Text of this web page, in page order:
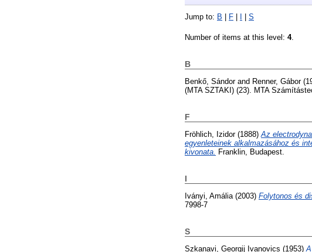
Jump to: B F S
Number of items at this level: 4.
B
Benkő, Sándorand Renner, Gábor
(MTA SZTAKI) (23). MTA
F
Fröhlich, Izidor(1888) Az
egyenleteinek alkalmazásához és
kivonata.
Franklin, Budapest.
I
Iványi, Amália (2003) Folytonos és
7998-7
S
Szkanavi, Georgij Ivanovics (1953)